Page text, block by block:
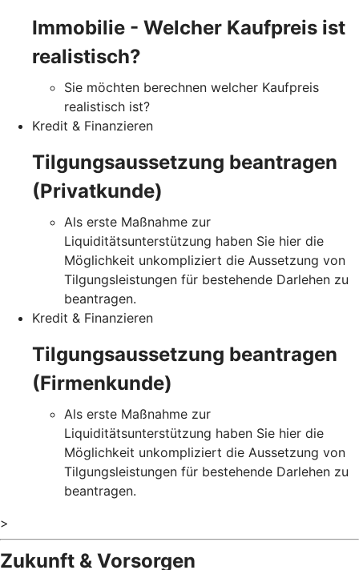
Immobilie - Welcher Kaufpreis ist
realistisch?
Sie möchten berechnen welcher Kaufpreis
realistisch ist?
Kredit & Finanzieren
Tilgungsaussetzung beantragen
(Privatkunde)
Als erste Maßnahme zur
Liquiditätsunterstützung haben Sie hier die
Möglichkeit unkompliziert die Aussetzung von
Tilgungsleistungen für bestehende Darlehen zu
beantragen.
Kredit & Finanzieren
Tilgungsaussetzung beantragen
(Firmenkunde)
Als erste Maßnahme zur
Liquiditätsunterstützung haben Sie hier die
Möglichkeit unkompliziert die Aussetzung von
Tilgungsleistungen für bestehende Darlehen zu
beantragen.
>
Zukunft & Vorsorgen